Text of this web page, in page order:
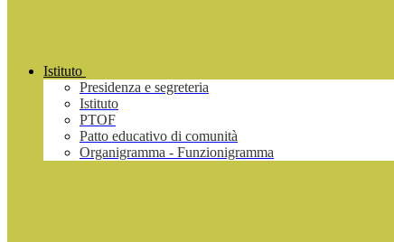
Istituto
Presidenza e segreteria
Istituto
PTOF
Patto educativo di comunità
Organigramma - Funzionigramma